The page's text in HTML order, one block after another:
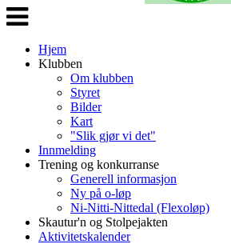
Veksle
navigasjon
Hjem
Klubben
Om klubben
Styret
Bilder
Kart
"Slik gjør vi det"
Innmelding
Trening og konkurranse
Generell informasjon
Ny på o-løp
Ni-Nitti-Nittedal (Flexoløp)
Skautur'n og Stolpejakten
Aktivitetskalender